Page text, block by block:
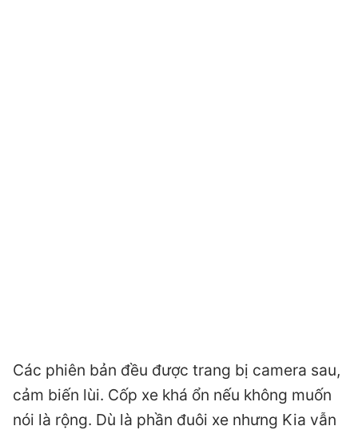
Các phiên bản đều được trang bị camera sau,
cảm biến lùi. Cốp xe khá ổn nếu không muốn
nói là rộng. Dù là phần đuôi xe nhưng Kia vẫn